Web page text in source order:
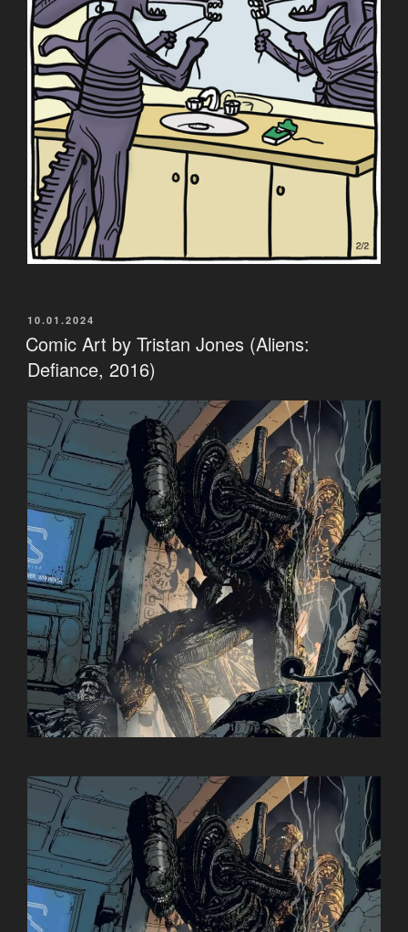
VERÖFFENTLICHT
AM
10.01.2024
Comic Art by Tristan Jones (Aliens:
Defiance, 2016)